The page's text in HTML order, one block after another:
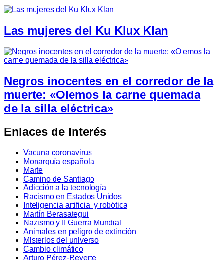
Las mujeres del Ku Klux Klan
Negros inocentes en el corredor de la
muerte: «Olemos la carne quemada
de la silla eléctrica»
Enlaces de Interés
Vacuna coronavirus
Monarquía española
Marte
Camino de Santiago
Adicción a la tecnología
Racismo en Estados Unidos
Inteligencia artificial y robótica
Martín Berasategui
Nazismo y II Guerra Mundial
Animales en peligro de extinción
Misterios del universo
Cambio climático
Arturo Pérez-Reverte